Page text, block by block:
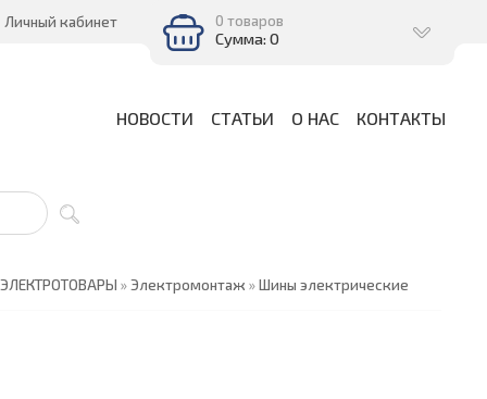
Личный кабинет 0 товаров
Сумма: 0
НОВОСТИ СТАТЬИ О НАС КОНТАКТЫ
ЭЛЕКТРОТОВАРЫ »Электромонтаж »Шины электрические